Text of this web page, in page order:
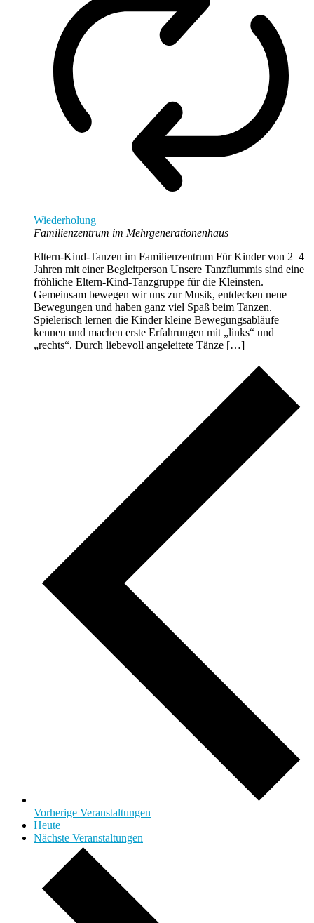
Wiederholung
Familienzentrum im Mehrgenerationenhaus
Eltern-Kind-Tanzen im Familienzentrum Für Kinder von 2–4
Jahren mit einer Begleitperson Unsere Tanzflummis sind eine
fröhliche Eltern-Kind-Tanzgruppe für die Kleinsten.
Gemeinsam bewegen wir uns zur Musik, entdecken neue
Bewegungen und haben ganz viel Spaß beim Tanzen.
Spielerisch lernen die Kinder kleine Bewegungsabläufe
kennen und machen erste Erfahrungen mit „links“ und
„rechts“. Durch liebevoll angeleitete Tänze […]
Vorherige Veranstaltungen
Heute
Nächste Veranstaltungen